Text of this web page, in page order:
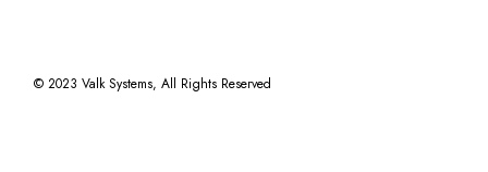
© 2023Valk Systems, All Rights Reserved